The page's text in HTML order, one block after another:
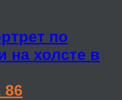
по
на холсте в
86